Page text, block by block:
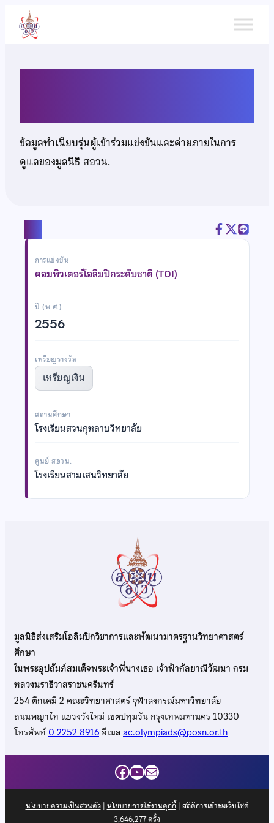
เนื้อหา
ข้อมูลทำเนียบรุ่นผู้เข้าร่วมแข่งขันและค่ายภายในการ
ดูแลของมูลนิธิ สอวน.
การแข่งขัน
คอมพิวเตอร์โอลิมปิกระดับชาติ (TOI)
ปี (พ.ศ.)
2556
เหรียญรางวัล
เหรียญเงิน
สถานศึกษา
โรงเรียนสวนกุหลาบวิทยาลัย
ศูนย์ สอวน.
โรงเรียนสามเสนวิทยาลัย
มูลนิธิส่งเสริมโอลิมปิกวิชาการและพัฒนามาตรฐานวิทยาศาสตร์
ศึกษา
ในพระอุปถัมภ์สมเด็จพระเจ้าพี่นางเธอ เจ้าฟ้ากัลยาณิวัฒนา กรม
หลวงนราธิวาสราชนครินทร์
254 ตึกเคมี 2 คณะวิทยาศาสตร์ จุฬาลงกรณ์มหาวิทยาลัย
ถนนพญาไท แขวงวังใหม่ เขตปทุมวัน กรุงเทพมหานคร 10330
โทรศัพท์0 2252 8916อีเมลac.olympiads@posn.or.th
Facebook
YouTube
Mail
นโยบายความเป็นส่วนตัว| นโยบายการใช้งานคุกกี้| สถิติการเข้าชมเว็บไซต์
3,646,277ครั้ง